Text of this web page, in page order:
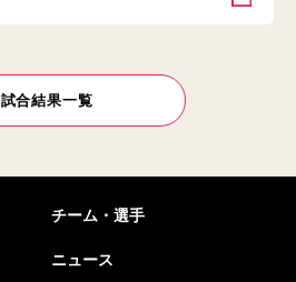
試合結果一覧
チーム・選手
ニュース